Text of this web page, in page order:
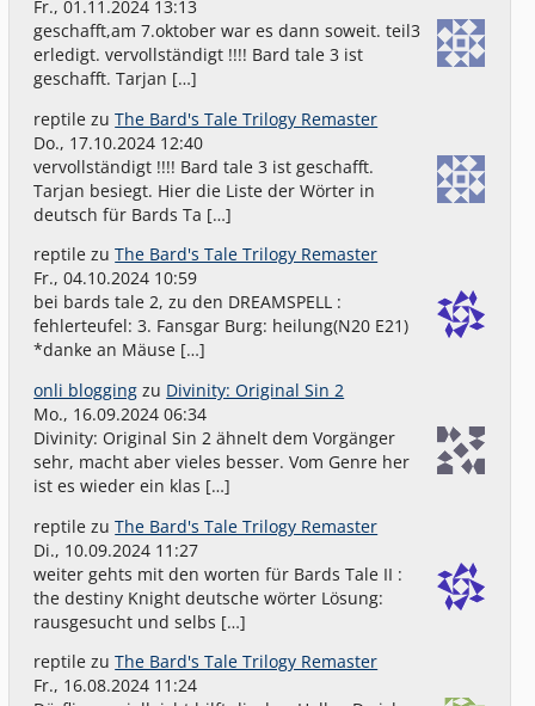
Fr., 01.11.2024 13:13
geschafft,am 7.oktober war es dann soweit. teil3
erledigt. vervollständigt !!!! Bard tale 3 ist
geschafft. Tarjan […]
reptile zuThe Bard's Tale Trilogy Remaster
Do., 17.10.2024 12:40
vervollständigt !!!! Bard tale 3 ist geschafft.
Tarjan besiegt. Hier die Liste der Wörter in
deutsch für Bards Ta […]
reptile zuThe Bard's Tale Trilogy Remaster
Fr., 04.10.2024 10:59
bei bards tale 2, zu den DREAMSPELL :
fehlerteufel: 3. Fansgar Burg: heilung(N20 E21)
*danke an Mäuse […]
onli blogging zu Divinity: Original Sin 2
Mo., 16.09.2024 06:34
Divinity: Original Sin 2 ähnelt dem Vorgänger
sehr, macht aber vieles besser. Vom Genre her
ist es wieder ein klas […]
reptile zuThe Bard's Tale Trilogy Remaster
Di., 10.09.2024 11:27
weiter gehts mit den worten für Bards Tale II :
the destiny Knight deutsche wörter Lösung:
rausgesucht und selbs […]
reptile zuThe Bard's Tale Trilogy Remaster
Fr., 16.08.2024 11:24